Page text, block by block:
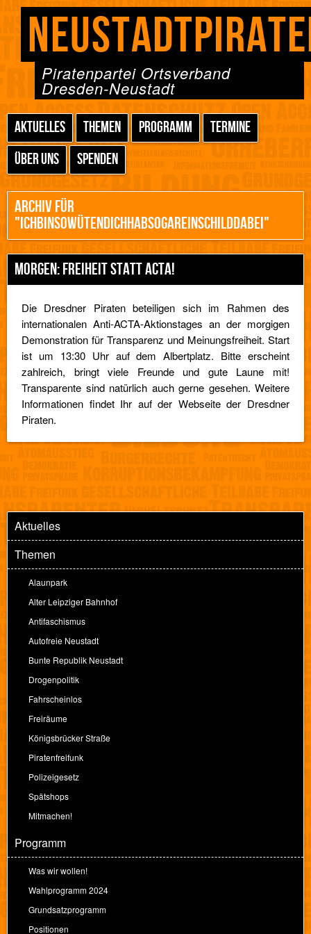
Piratenpartei Ortsverband
Dresden-Neustadt
AKTUELLES THEMEN PROGRAMM
TERMINE
ÜBER UNS
SPENDEN
ARCHIV FÜR
"ICHBINSOWÜTENDICHHABSOGAREINSCHILDDABEI"
MORGEN: FREIHEIT STATT ACTA!
Die Dresdner Piraten beteiligen sich im Rahmen des
internationalen Anti-ACTA-Aktionstages an der morgigen
Demonstration für Transparenz und Meinungsfreiheit. Start
ist um 13:30 Uhr auf dem Albertplatz. Bitte erscheint
zahlreich, bringt viele Freunde und gute Laune mit!
Transparente sind natürlich auch gerne gesehen. Weitere
Informationen findet Ihr auf der Webseite der Dresdner
Piraten.
Aktuelles
Themen
Alaunpark
Alter Leipziger Bahnhof
Antifaschismus
Autofreie Neustadt
Bunte Republik Neustadt
Drogenpolitik
Fahrscheinlos
Freiräume
Königsbrücker Straße
Piratenfreifunk
Polizeigesetz
Spätshops
Mitmachen!
Programm
Was wir wollen!
Wahlprogramm 2024
Grundsatzprogramm
Positionen